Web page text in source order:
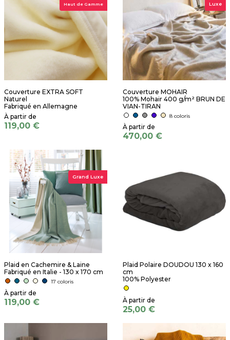
Haut de Gamme
Couverture EXTRA SOFT
Naturel
Fabriqué en Allemagne
119,00 €
Luxe
Couverture MOHAIR
100% Mohair 400 g/m² BRUN DE
VIAN-TIRAN
8 coloris
470,00 €
Grand Luxe
Plaid en Cachemire & Laine
Fabriqué en Italie - 130 x 170 cm
17 coloris
119,00 €
Plaid Polaire DOUDOU 130 x 160
cm
100% Polyester
25,00 €